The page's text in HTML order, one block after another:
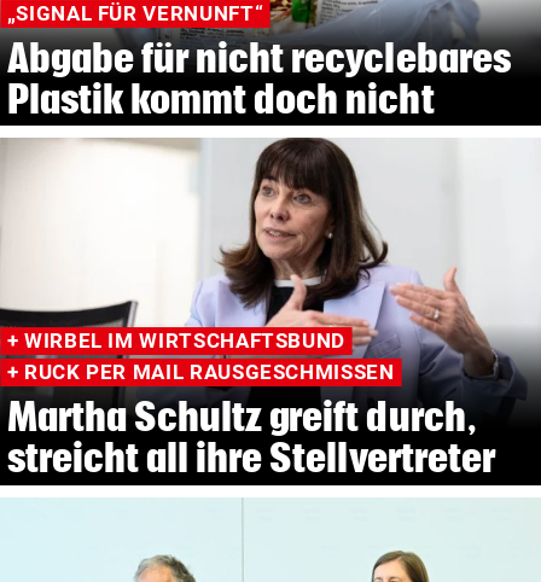
„SIGNAL FÜR VERNUNFT“
Abgabe für nicht recyclebares
Plastik kommt doch nicht
+ WIRBEL IM WIRTSCHAFTSBUND
+ RUCK PER MAIL RAUSGESCHMISSEN
Martha Schultz greift durch,
streicht all ihre Stellvertreter